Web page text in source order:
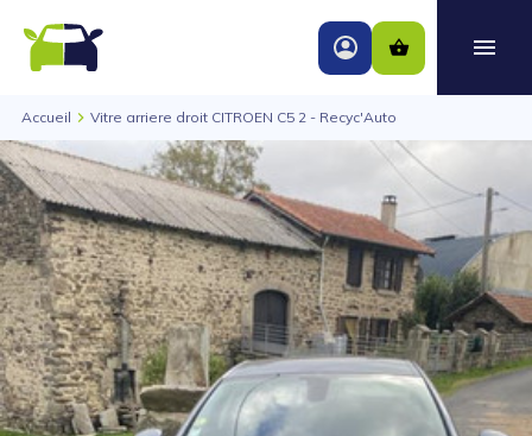
Accueil Vitre arriere droit CITROEN C5 2 - Recyc'Auto